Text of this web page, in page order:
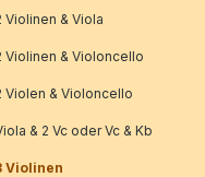
Violinen & Viola
Violinen & Violoncello
Violen & Violoncello
& 2 Vc oder Vc & Kb
Violinen